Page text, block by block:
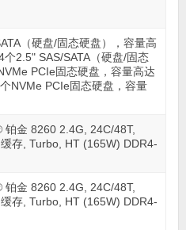
（硬盘/固态硬盘），容量高
2.5" SAS/SATA（硬盘/固态
PCIe固态硬盘，容量高达
NVMe PCIe固态硬盘，容量
金 8260 2.4G, 24C/48T,
存, Turbo, HT (165W) DDR4-
金 8260 2.4G, 24C/48T,
存, Turbo, HT (165W) DDR4-